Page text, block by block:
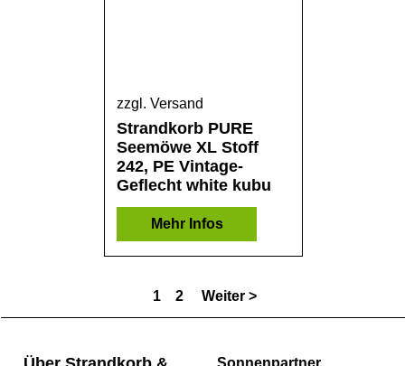
zzgl. Versand
Strandkorb PURE
Seemöwe XL Stoff
242, PE Vintage-
Geflecht white kubu
Mehr Infos
1 2 Weiter >